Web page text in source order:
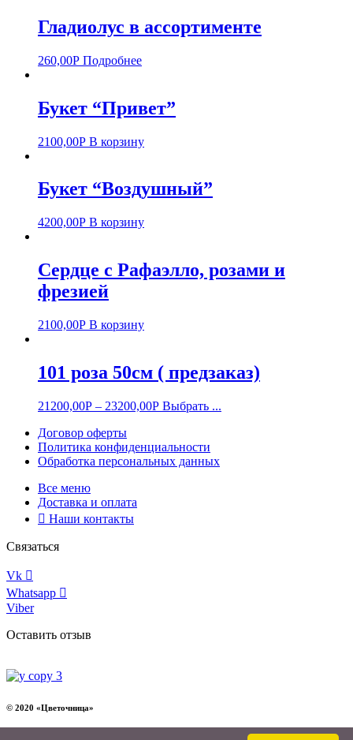
Гладиолус в ассортименте
260,00Р Подробнее
Букет “Привет”
2100,00Р В корзину
Букет “Воздушный”
4200,00Р В корзину
Сердце с Рафаэлло, розами и
фрезией
2100,00Р В корзину
101 роза 50см ( предзаказ)
21200,00Р – 23200,00Р Выбрать ...
Договор оферты
Политика конфиденциальности
Обработка персональных данных
Все меню
Доставка и оплата
Наши контакты
Связаться
Vk
Whatsapp
Viber
Оставить отзыв
© 2020 «Цветочница»